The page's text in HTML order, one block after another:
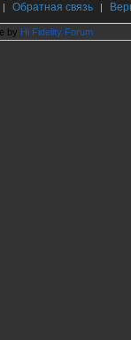
| Обратная связь |
by Hi Fidelity Forum